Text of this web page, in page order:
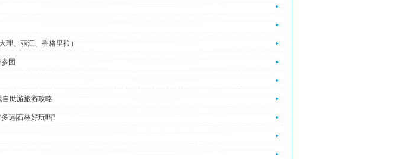
理、丽江、香格里拉）
团
自助游旅游攻略
远|石林好玩吗?